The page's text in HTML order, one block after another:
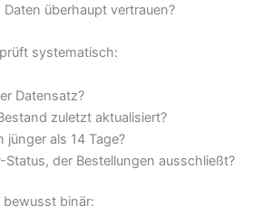
überhaupt vertrauen?
systematisch:
Datensatz?
zuletzt aktualisiert?
als 14 Tage?
Status, der Bestellungen ausschließt?
binär: